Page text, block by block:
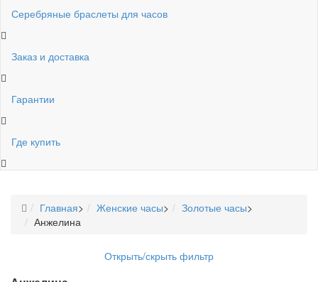
Серебряные браслеты для часов
Заказ и доставка
Гарантии
Где купить
Главная> Женские часы> Золотые часы>
Анжелина
Открыть/скрыть фильтр